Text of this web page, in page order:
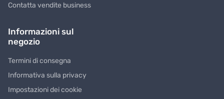
Contatta vendite business
Informazioni sul
negozio
Termini di consegna
Informativa sulla privacy
Impostazioni dei cookie